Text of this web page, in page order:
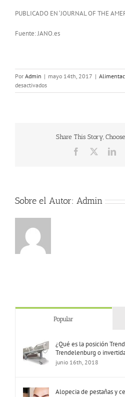
PUBLICADO EN ‘JOURNAL OF THE
Fuente: JANO.es
Por Admin | mayo 14th, 2017 |
desactivadosen
Un
extra
Share This Story,
Facebook
Sobre el Autor: Admin
Popular
¿Qué es la posición
Trendelenburg o
junio 16th, 2018
Alopecia de pestañas y